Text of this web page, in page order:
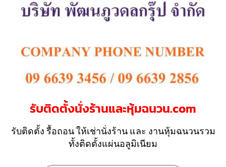
รับติดตั้งนั่งร้านและหุ้มฉนวน.com
รับติดตั้ง รื้อถอน ให้เช่านั่งร้าน และ งานหุ้มฉนวนรวม
ทั้งติดตั้งแผ่นอลูมิเนียม